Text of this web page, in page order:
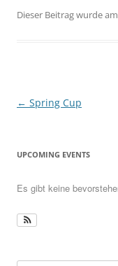
Dieser Beitrag wurde am
Beitragsnavigation
← Spring Cup
UPCOMING EVENTS
Es gibt keine